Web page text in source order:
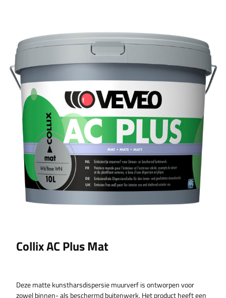
Collix AC Plus Mat
Deze matte kunstharsdispersie muurverf is ontworpen voor
zowel binnen- als beschermd buitenwerk. Het product heeft een